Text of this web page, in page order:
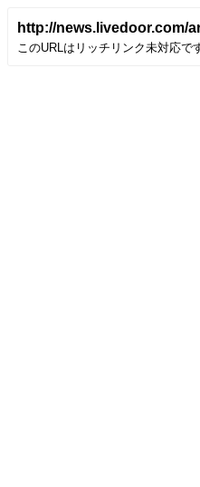
http://news.livedoor.com/
このURLはリッチリンク未対応で